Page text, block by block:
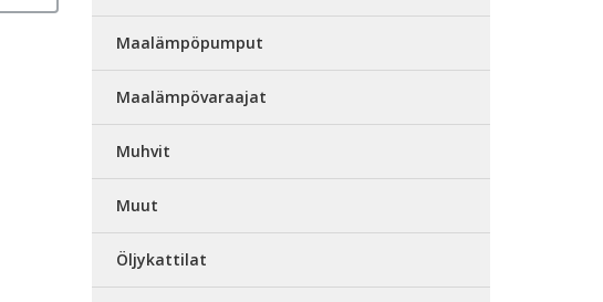
Maalämpöpumput
Maalämpövaraajat
Muhvit
Muut
Öljykattilat